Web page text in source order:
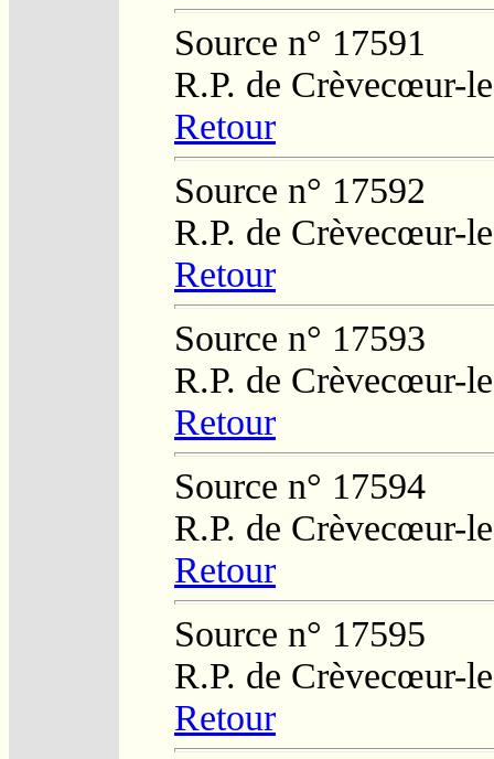
Source n° 17591
R.P. de Crèvecœur-
Retour
Source n° 17592
R.P. de Crèvecœur-
Retour
Source n° 17593
R.P. de Crèvecœur-
Retour
Source n° 17594
R.P. de Crèvecœur-
Retour
Source n° 17595
R.P. de Crèvecœur-
Retour